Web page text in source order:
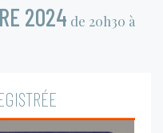
2024 de 20h30 à